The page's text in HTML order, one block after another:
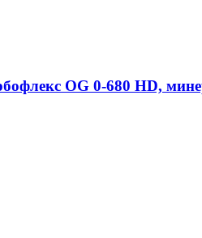
OG 0-680 HD,